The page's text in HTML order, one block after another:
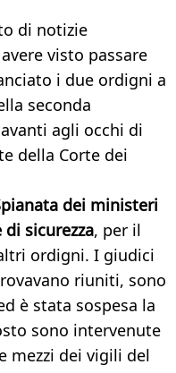
di notizie
visto passare
i due ordigni a
seconda
agli occhi di
della Corte dei
dei ministeri
sicurezza, per il
ordigni. I giudici
riuniti, sono
è stata sospesa la
sono intervenute
mezzi dei vigili del